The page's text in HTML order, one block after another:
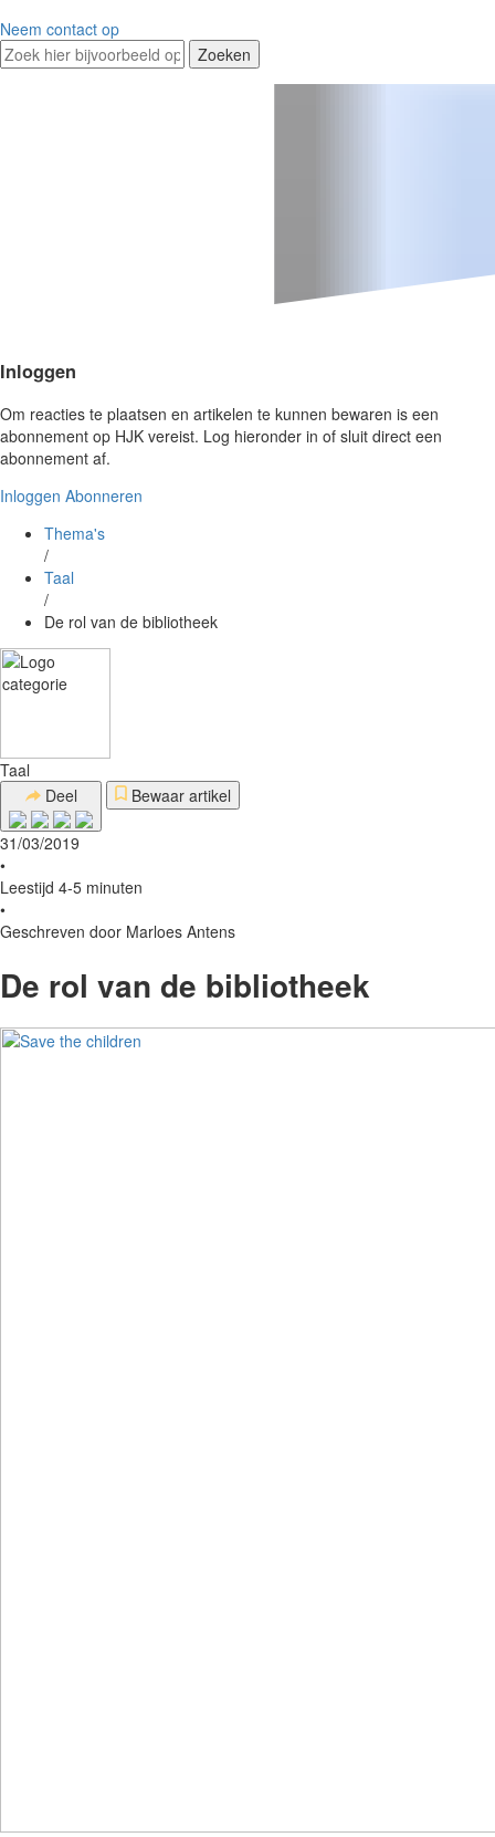
Neem contact op
Zoeken
Inloggen
Om reacties te plaatsen en artikelen te kunnen bewaren is een
abonnement op HJK vereist. Log hieronder in of sluit direct een
abonnement af.
Inloggen Abonneren
Thema's
/
Taal
/
De rol van de bibliotheek
Taal
Deel
Bewaar artikel
31/03/2019
•
Leestijd 4-5 minuten
•
Geschreven door Marloes Antens
De rol van de bibliotheek